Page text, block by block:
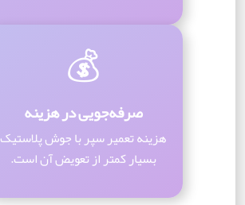
💰
صرفه‌جویی در هزینه
هزینه تعمیر سپر با جوش پلاستیک
بسیار کمتر از تعویض آن است.